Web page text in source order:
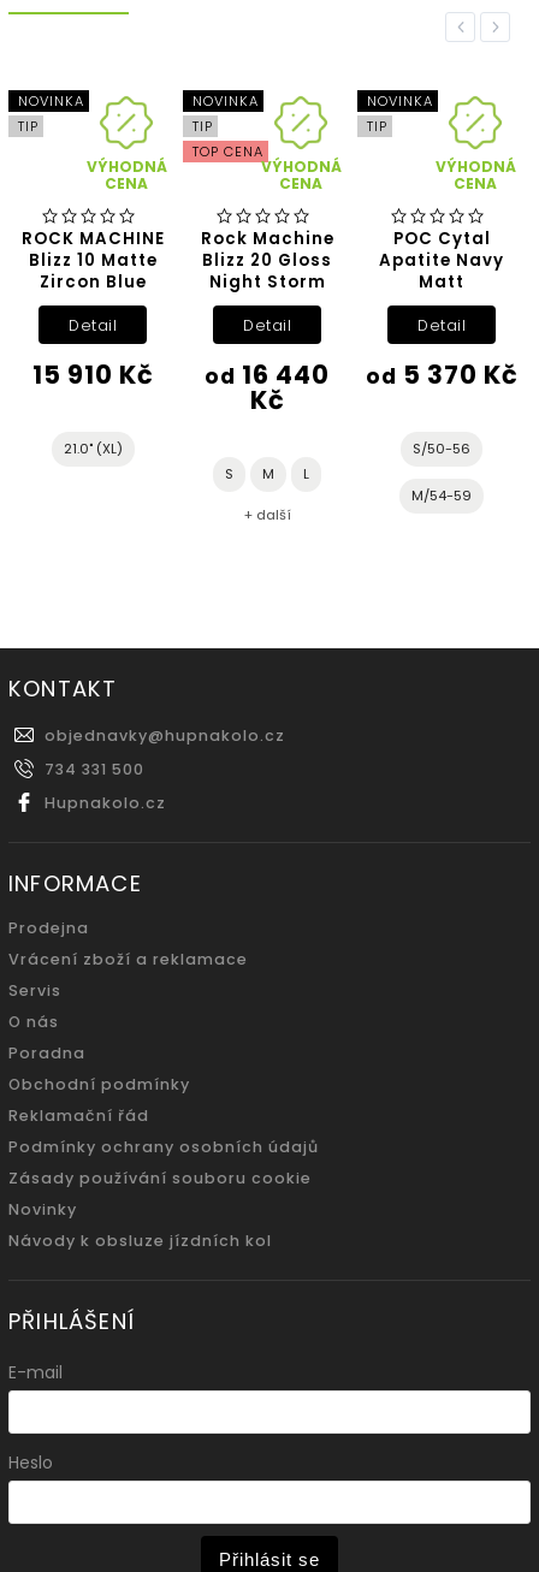
Previous
NOVINKA
TIP
VÝHODNÁ
CENA
ROCK MACHINE
Blizz 10 Matte
Zircon Blue
15 910 Kč
Detail
21.0" (XL)
NOVINKA
TIP
TOP CENA
VÝHODNÁ
CENA
Rock Machine
Blizz 20 Gloss
Night Storm
od 16 440
Kč
Detail
S M L
+ další
NOVINKA
TIP
VÝHODNÁ
CENA
POC Cytal
Apatite Navy
Matt
od 5 370 Kč
Detail
S/50-56
M/54-59
Next
KONTAKT
objednavky@hupnakolo.cz
734 331 500
Hupnakolo.cz
INFORMACE
Prodejna
Vrácení zboží a reklamace
Servis
O nás
Poradna
Obchodní podmínky
Reklamační řád
Podmínky ochrany osobních údajů
Zásady používání souboru cookie
Novinky
Návody k obsluze jízdních kol
PŘIHLÁŠENÍ
E-mail
Heslo
Přihlásit se